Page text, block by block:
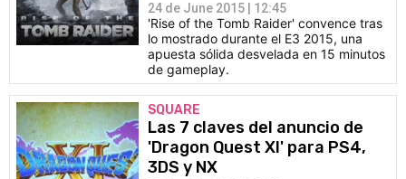
24 de June 2015 | 12:45
'Rise of the Tomb Raider' convence tras
lo mostrado durante el E3 2015, una
apuesta sólida desvelada en 15 minutos
de gameplay.
SQUARE
Las 7 claves del anuncio de
'Dragon Quest XI' para PS4,
3DS y NX